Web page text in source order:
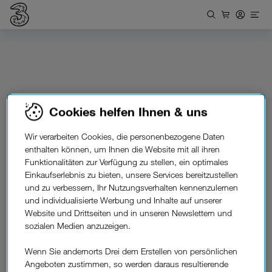
Drei Shop finden
Cookies helfen Ihnen & uns
Wir verarbeiten Cookies, die personenbezogene Daten
enthalten können, um Ihnen die Website mit all ihren
Funktionalitäten zur Verfügung zu stellen, ein optimales
Einkaufserlebnis zu bieten, unsere Services bereitzustellen
und zu verbessern, Ihr Nutzungsverhalten kennenzulernen
und individualisierte Werbung und Inhalte auf unserer
Website und Drittseiten und in unseren Newslettern und
sozialen Medien anzuzeigen.
Wenn Sie andernorts Drei dem Erstellen von persönlichen
Angeboten zustimmen, so werden daraus resultierende